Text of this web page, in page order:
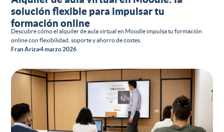
solución flexible para impulsar tu
formación online
Descubre cómo el alquiler de aula virtual en Moodle impulsa tu formación
online con flexibilidad, soporte y ahorro de costes.
Fran Ariza4 marzo 2026